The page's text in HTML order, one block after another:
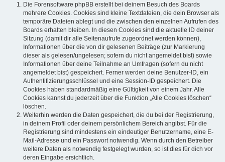
Die Forensoftware phpBB erstellt bei deinem Besuch des Boards
mehrere Cookies. Cookies sind kleine Textdateien, die dein Browser als
temporäre Dateien ablegt und die zwischen den einzelnen Aufrufen des
Boards erhalten bleiben. In diesen Cookies sind die aktuelle ID deiner
Sitzung (damit dir alle Seitenaufrufe zugeordnet werden können),
Informationen über die von dir gelesenen Beiträge (zur Markierung
dieser als gelesen/ungelesen; sofern du nicht angemeldet bist) sowie
Informationen über deine Teilnahme an Umfragen (sofern du nicht
angemeldet bist) gespeichert. Ferner werden deine Benutzer-ID, ein
Authentifizierungsschlüssel und eine Session-ID gespeichert. Die
Cookies haben standardmäßig eine Gültigkeit von einem Jahr. Alle
Cookies kannst du jederzeit über die Funktion „Alle Cookies löschen“
löschen.
Weiterhin werden die Daten gespeichert, die du bei der Registrierung,
in deinem Profil oder deinem persönlichem Bereich angibst. Für die
Registrierung sind mindestens ein eindeutiger Benutzername, eine E-
Mail-Adresse und ein Passwort notwendig. Wenn durch den Betreiber
weitere Daten als notwendig festgelegt wurden, so ist dies für dich vor
deren Eingabe ersichtlich.